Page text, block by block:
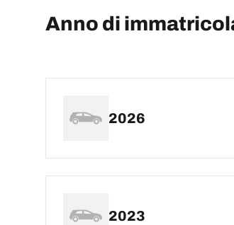
Anno di
2026
2023